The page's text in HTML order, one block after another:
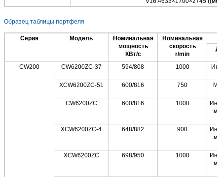
Образец таблицы портфеля
Серия Модель
Номинальная
мощность
КВт/с
Номинальная
скорость
r/min
CW200 CW6200ZC-37 594/808 1000
XCW6200ZC-51 600/816 750
CW6200ZC 600/816 1000
XCW6200ZC-4 648/882 900
XCW6200ZC 698/950 1000